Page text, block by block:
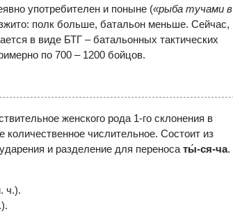
употребителен и поныне («рыба тучами в
полк больше, батальон меньше. Сейчас,
в виде БТГ – батальонных тактических
по 700 – 1200 бойцов.
женского рода 1-го склонения в
количественное числительное. Состоит из
и разделение для переносаты́-ся-ча.
ч.).